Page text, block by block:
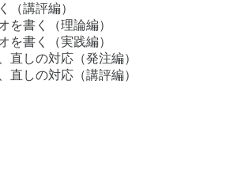
（講評編）
書く（理論編）
書く（実践編）
しの対応（発注編）
しの対応（講評編）